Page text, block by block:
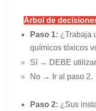
Árbol de
Paso 1: ¿Trabaja
químicos tóxicos
Sí → DEBE
No → Ir al paso 2.
Paso 2: ¿Sus